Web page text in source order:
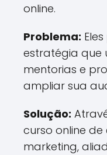
online.
Problema:
estratégia que
mentorias e
ampliar sua
Solução:
curso online
marketing,